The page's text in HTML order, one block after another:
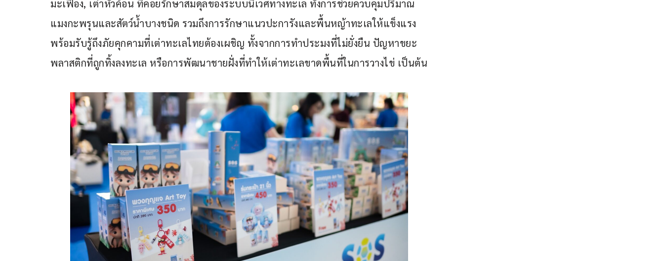
มะเฟือง, เต่าหัวค้อน ที่คอยรักษาสมดุลของระบบนิเวศทางทะเล ทั้งการช่วยควบคุมปริมาณ
แมงกะพรุนและสัตว์น้ำบางชนิด รวมถึงการรักษาแนวปะการังและพื้นหญ้าทะเลให้แข็งแรง
พร้อมรับรู้ถึงภัยคุกคามที่เต่าทะเลไทยต้องเผชิญ ทั้งจากการทำประมงที่ไม่ยั่งยืน ปัญหาขยะ
พลาสติกที่ถูกทิ้งลงทะเล หรือการพัฒนาชายฝั่งที่ทำให้เต่าทะเลขาดพื้นที่ในการวางไข่ เป็นต้น